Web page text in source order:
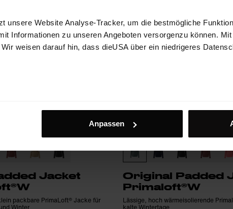
unsere Website Analyse-Tracker, um die bestmögliche
Informationen zu unseren Angeboten versorgenzu können.
weisen darauf hin, dass dieUSA über ein niedrigeres
Anpassen
Jacket
packbare PrimaLoft® Jacke für
Original Padded
Primaloft®W
Lässige, hoch wärmeisolierende